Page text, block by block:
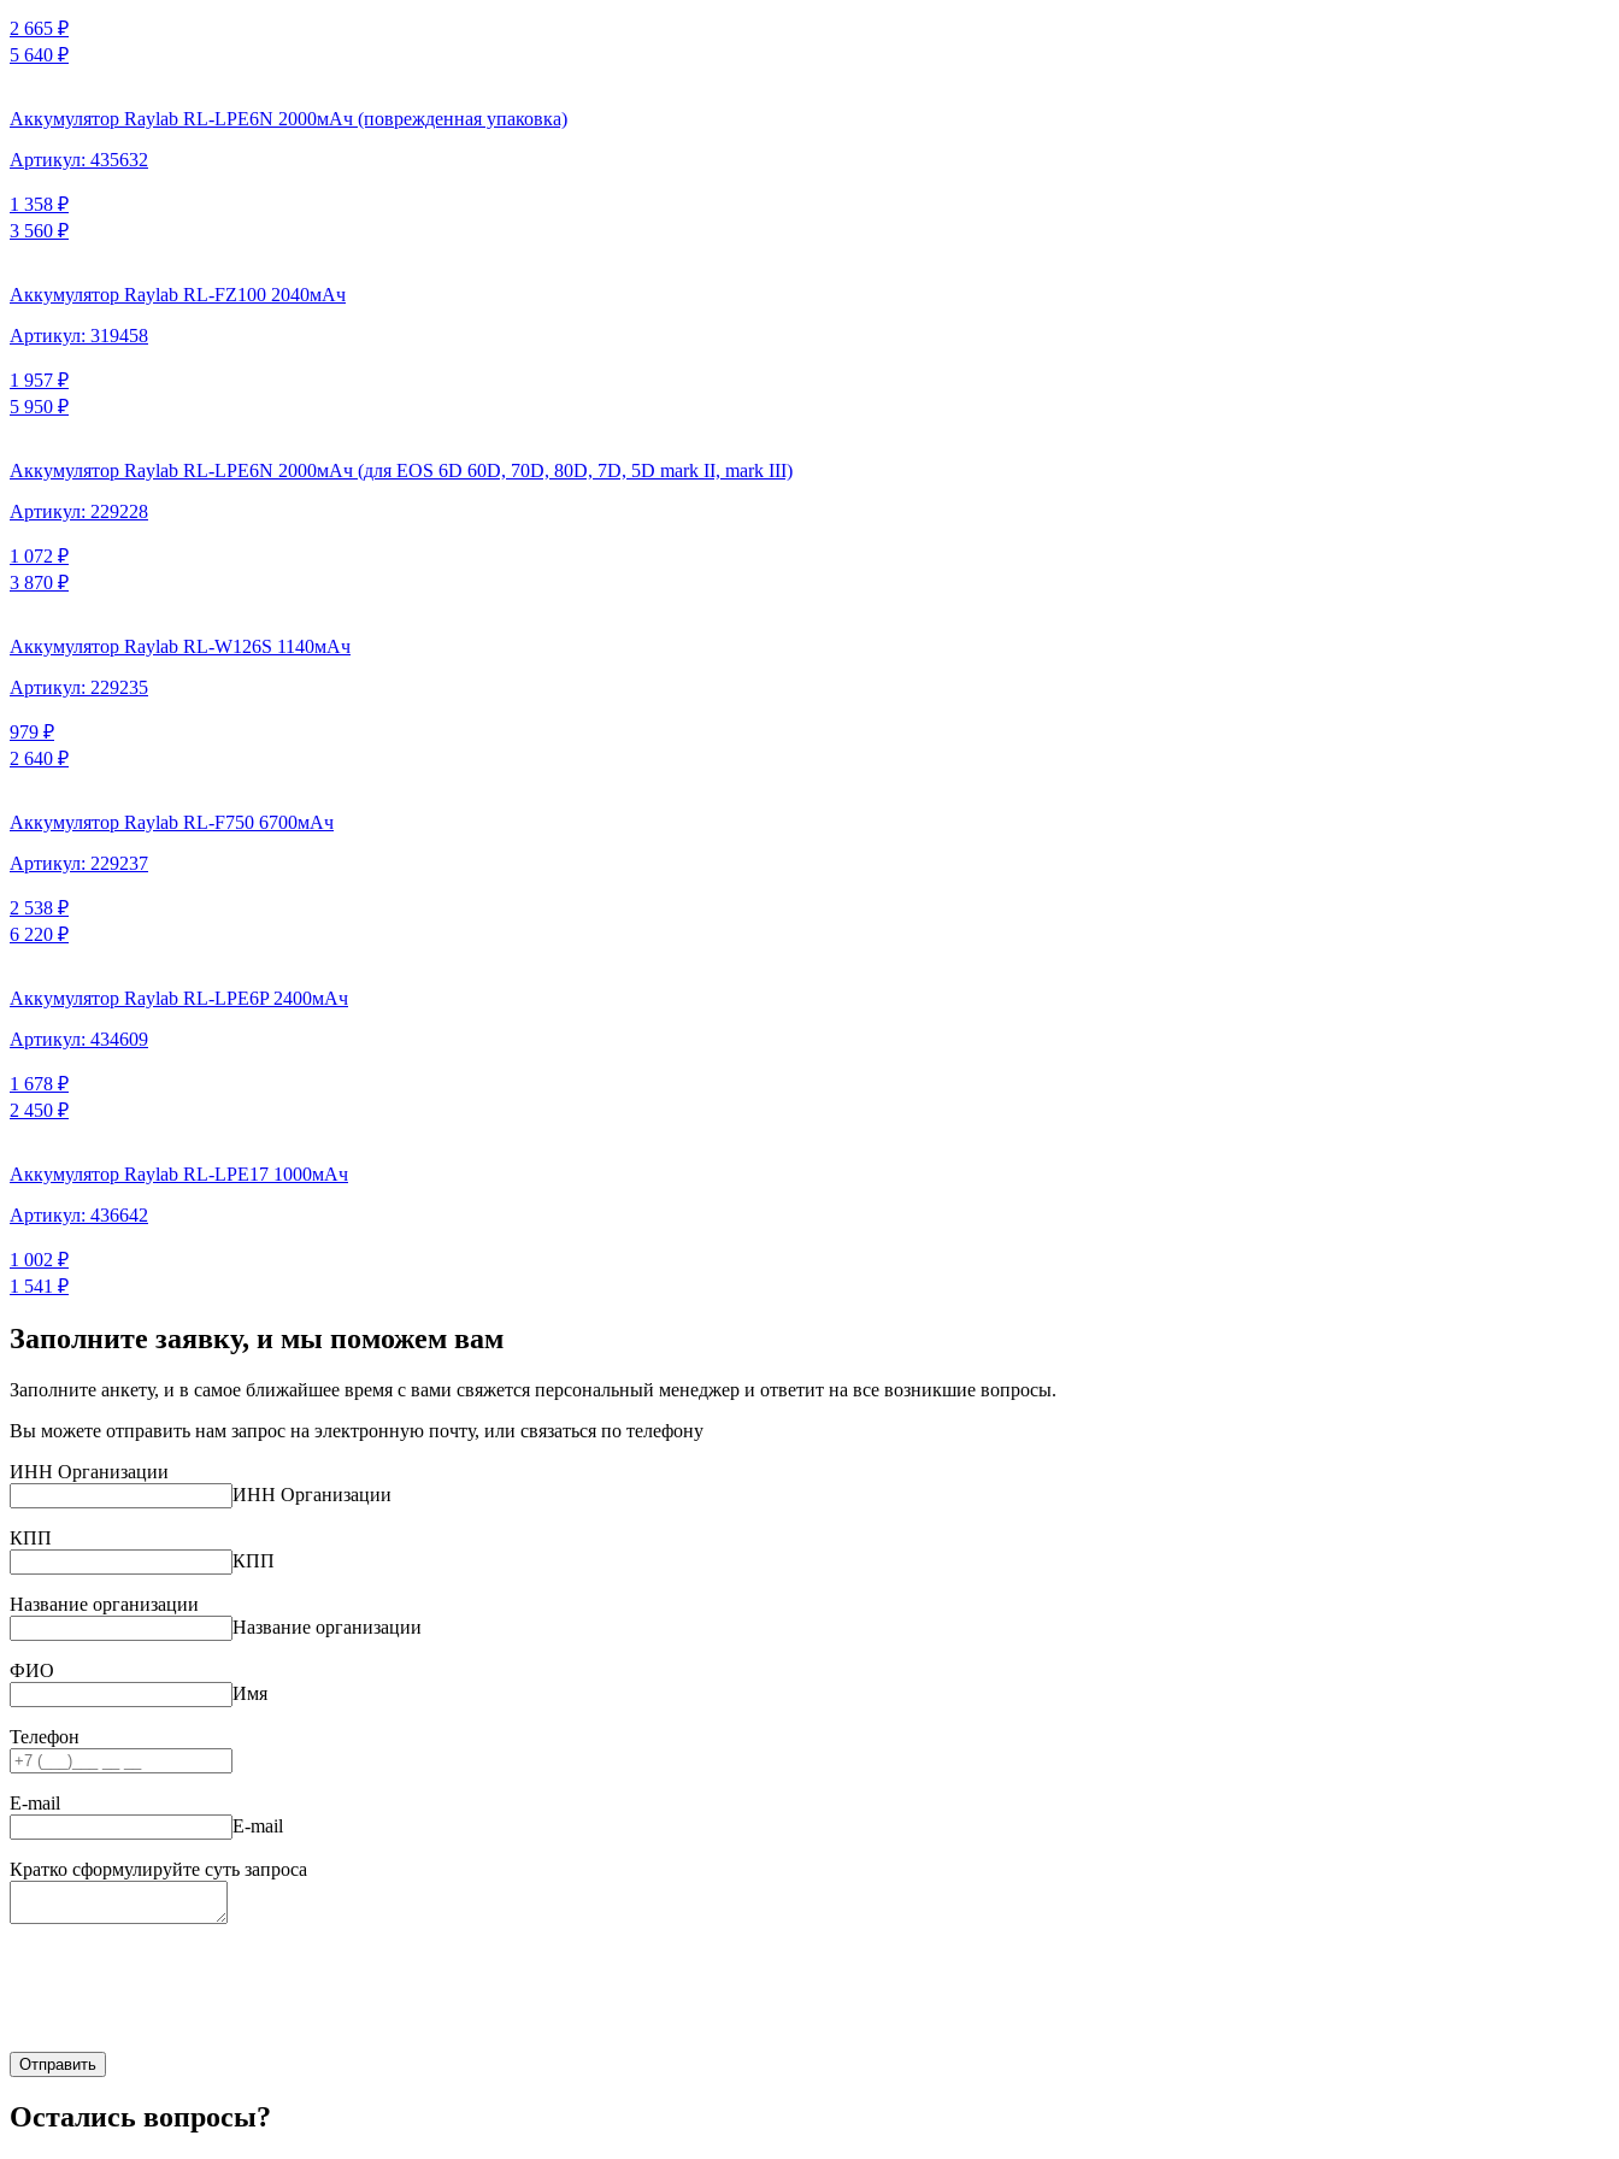
2 665 ₽
5 640 ₽
Аккумулятор Raylab RL-LPE6N 2000мАч (поврежденная упаковка)
Артикул: 435632
1 358 ₽
3 560 ₽
Аккумулятор Raylab RL-FZ100 2040мАч
Артикул: 319458
1 957 ₽
5 950 ₽
Аккумулятор Raylab RL-LPE6N 2000мАч (для EOS 6D 60D, 70D, 80D, 7D, 5D mark II, mark III)
Артикул: 229228
1 072 ₽
3 870 ₽
Аккумулятор Raylab RL-W126S 1140мАч
Артикул: 229235
979 ₽
2 640 ₽
Аккумулятор Raylab RL-F750 6700мАч
Артикул: 229237
2 538 ₽
6 220 ₽
Аккумулятор Raylab RL-LPE6P 2400мАч
Артикул: 434609
1 678 ₽
2 450 ₽
Аккумулятор Raylab RL-LPE17 1000мАч
Артикул: 436642
1 002 ₽
1 541 ₽
Заполните заявку, и мы поможем вам
Заполните анкету, и в самое ближайшее время с вами свяжется персональный менеджер и ответит на все возникшие вопросы.
Вы можете отправить нам запрос на электронную почту, или связаться по телефону
ИНН Организации
ИНН Организации
КПП
КПП
Название организации
Название организации
ФИО
Имя
Телефон
E-mail
E-mail
Кратко сформулируйте суть запроса
Отправить
Остались вопросы?